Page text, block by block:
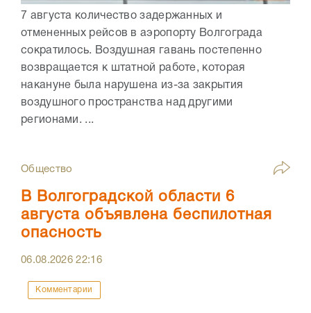
7 августа количество задержанных и
отмененных рейсов в аэропорту Волгограда
сократилось. Воздушная гавань постепенно
возвращается к штатной работе, которая
накануне была нарушена из-за закрытия
воздушного пространства над другими
регионами. ...
Общество
В Волгоградской области 6
августа объявлена беспилотная
опасность
06.08.202622:16
Комментарии